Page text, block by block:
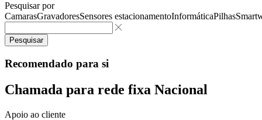
Pesquisar por
CamarasGravadoresSensores estacionamentoInformáticaPilhas
Pesquisar
Recomendado para si
Chamada para rede fixa Nacional
Apoio ao cliente